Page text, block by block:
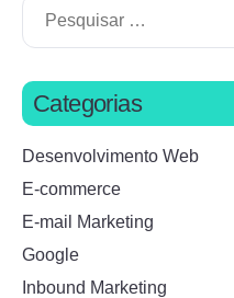
Categorias
Desenvolvimento Web
E-commerce
E-mail Marketing
Google
Inbound Marketing